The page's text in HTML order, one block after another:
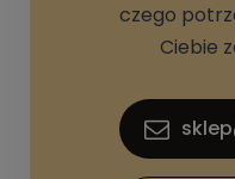
czego
Ciebie